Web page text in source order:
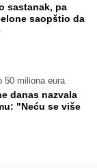
sastanak, pa
saopštio da
50 miliona eura
danas nazvala
"Neću se više